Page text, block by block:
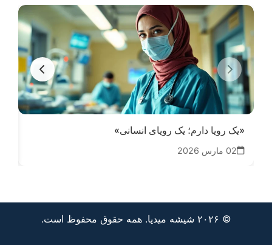
«یک رویا دارم؛ یک رویای انسانی»
02 مارس 2026
© ۲۰۲۶ شیشه میدیا. همه حقوق محفوظ است.